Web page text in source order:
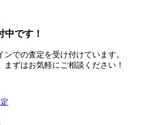
中です！
ンでの査定を受け付けています。
まずはお気軽にご相談ください！